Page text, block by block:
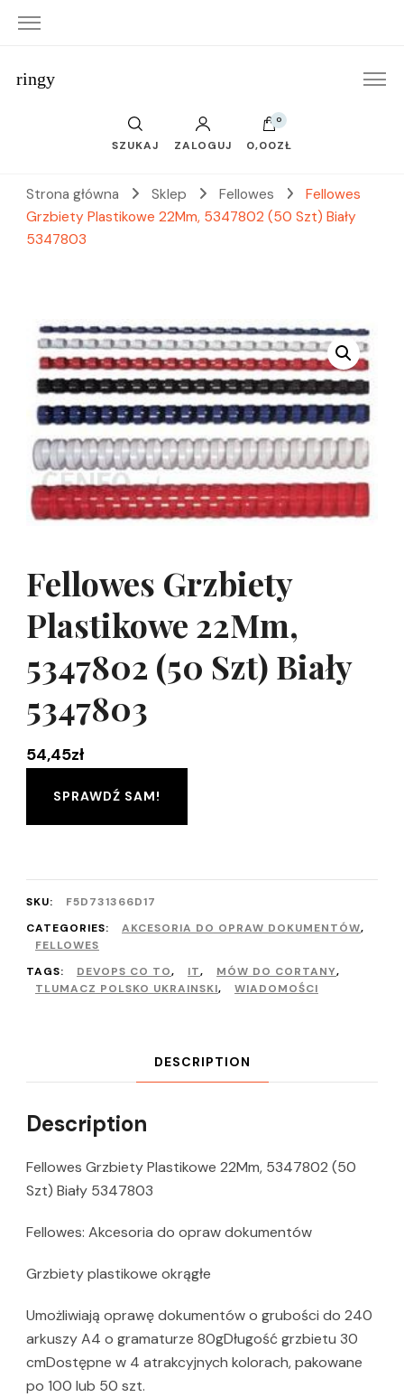
ringy
SZUKAJ ZALOGUJ
0
0,00ZŁ
Strona główna Sklep Fellowes
Fellowes
Grzbiety Plastikowe 22Mm, 5347802 (50 Szt) Biały
5347803
Fellowes Grzbiety
Plastikowe 22Mm,
5347802 (50 Szt) Biały
5347803
54,45zł
SPRAWDŹ SAM!
SKU:
F5D731366D17
CATEGORIES:
AKCESORIA DO OPRAW DOKUMENTÓW,
FELLOWES
TAGS:
DEVOPS CO TO, IT, MÓW DO CORTANY,
TLUMACZ POLSKO UKRAINSKI, WIADOMOŚCI
DESCRIPTION
Description
Fellowes Grzbiety Plastikowe 22Mm, 5347802 (50
Szt) Biały 5347803
Fellowes: Akcesoria do opraw dokumentów
Grzbiety plastikowe okrągłe
Umożliwiają oprawę dokumentów o grubości do 240
arkuszy A4 o gramaturze 80gDługość grzbietu 30
cmDostępne w 4 atrakcyjnych kolorach, pakowane
po 100 lub 50 szt.